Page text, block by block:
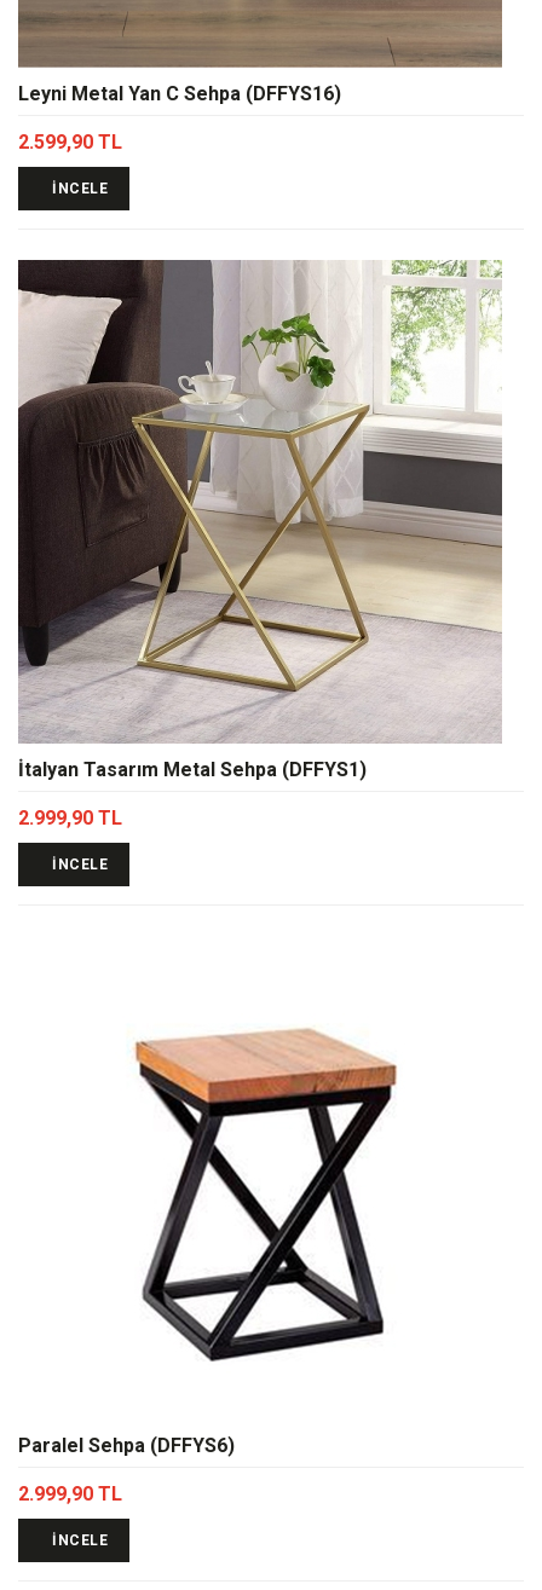
Leyni Metal Yan C Sehpa (DFFYS16)
2.599,90 TL
İNCELE
İtalyan Tasarım Metal Sehpa (DFFYS1)
2.999,90 TL
İNCELE
Paralel Sehpa (DFFYS6)
2.999,90 TL
İNCELE